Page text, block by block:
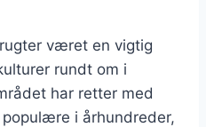
været en vigtig
rundt om i
har retter med
i århundreder,